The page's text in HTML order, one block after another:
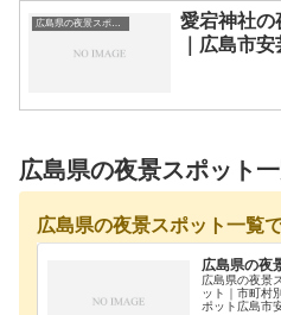
広島県の夜景スポット一覧
愛宕神社の
｜広島市
広島県の夜景スポット
広島県の夜景スポット一覧で
広島県の夜
広島県の夜景
ット｜市町村
ポット広島市